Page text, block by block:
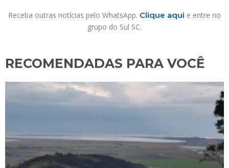
Receba outras notícias pelo WhatsApp. Clique aqui e entre no
grupo do Sul SC.
RECOMENDADAS PARA VOCÊ​